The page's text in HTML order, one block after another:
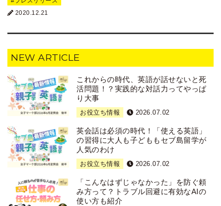
2020.12.21
NEW ARTICLE
これからの時代、英語が話せないと死
活問題！？実践的な対話力ってやっぱ
り大事
お役立ち情報 2026.07.02
英会話は必須の時代！「使える英語」
の習得に大人も子どももセブ島留学が
人気のわけ
お役立ち情報 2026.07.02
「こんなはずじゃなかった」を防ぐ頼
み方って？トラブル回避に有効なAIの
使い方も紹介